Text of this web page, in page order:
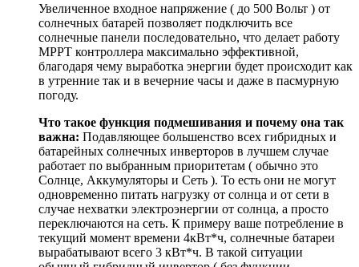
Увеличенное входное напряжение ( до 500 Вольт ) от
солнечных батарей позволяет подключить все
солнечные панели последовательно, что делает работу
MPPT контроллера максимально эффективной,
благодаря чему выработка энергии будет происходит как
в утренние так и в вечерние часы и даже в пасмурную
погоду.
Что такое функция подмешивания и почему она так
важна: Подавляющее большенство всех гибридных и
батарейных солнечных инверторов в лучшем случае
работает по выбранным приоритетам ( обычно это
Солнце, Аккумуляторы и Сеть ). То есть они не могут
одновременно питать нагрузку от солнца и от сети в
случае нехватки электроэнергии от солнца, а просто
переключаются на сеть. К примеру ваше потребление в
текущий момент времени 4кВт*ч, солнечные батареи
вырабатывают всего 3 кВт*ч. В такой ситуации